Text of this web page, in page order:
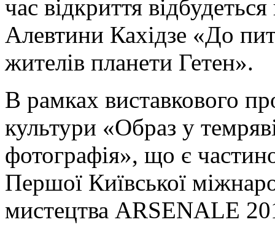
час відкриття
Алевтини Кахідзе «До
жителів планети Гетен».
В рамках виставкового
культури «Образ у
фотографія», що є
Першої Київської
мистецтва ARSENALE